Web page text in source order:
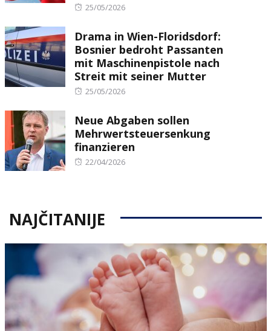
Posted
25/05/2026
Drama in Wien-Floridsdorf:
Bosnier bedroht Passanten
mit Maschinenpistole nach
Streit mit seiner Mutter
Posted
25/05/2026
Neue Abgaben sollen
Mehrwertsteuersenkung
finanzieren
Posted
22/04/2026
NAJČITANIJE